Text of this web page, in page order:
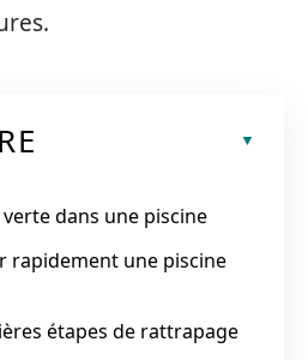
verte dans une piscine
rapidement une piscine
étapes de rattrapage